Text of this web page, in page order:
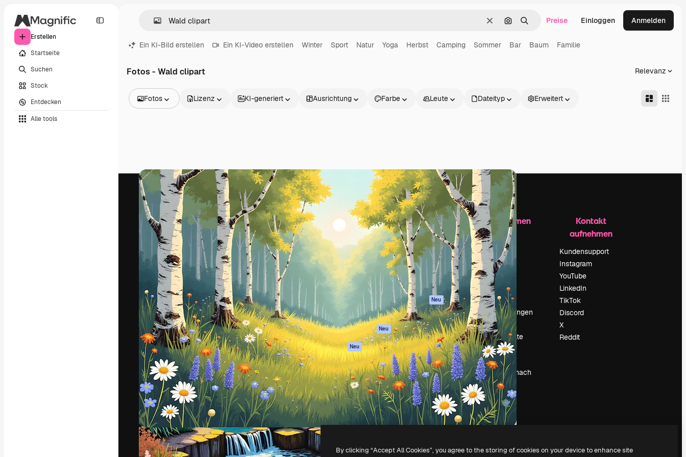
Erstellen
Startseite
Suchen
Stock
Entdecken
Alle tools
LöschenNach Bild suchen
SuchenPreise Einloggen Anmelden
Ein KI-Bild erstellen Ein KI-Video erstellen Winter Sport Natur Yoga Herbst Camping Sommer Bar Baum Familie
Fotos - Wald clipart Relevanz
Fotos
Videos
Filmmaterial
Motion Graphics
Videovorlagen
Icons
3D-Modelle
Schriftarten
Lizenz KI-generiert Ausrichtung Farbe Leute Dateityp Erweitert
Die kreative Plattform, um deine beste
Arbeit zu verwirklichen. Mehr als 1 Million
Abonnenten unter Kreativen, Unternehmen,
Agenturen und Studios.
Deutsch
Produkte
Spaces
KI-Assistent
KI-Bildgenerator
KI-Videogenerator
KI-
Stimmengenerator
Stock-Inhalte
MCP für
Claude/ChatGPT
Neu
Agenten Neu
API
Mobile App
Alle Magnific-Tools
Loslegen
Academy
Dokumentation
Support
AGB
Datenschutzerklärung
Originale Neu
Cookie-Richtlinie
Vertrauenszentrum
Partner
Unternehmen
Unternehmen
Preise
Über uns
Reviews
Karriere
Suchtrends
Blog
Veranstaltungen
Slidesgo
Deine Inhalte
verkaufen
Pressesaal
Suchst du nach
magnific.ai
Kontakt
aufnehmen
Kundensupport
Instagram
YouTube
LinkedIn
TikTok
Discord
X
Reddit
Copyright © 2010- 2026Freepik Company S.L.U.Alle Rechte vorbehalten.
By clicking “Accept All Cookies”, you agree to the storing of cookies on your device to enhance site